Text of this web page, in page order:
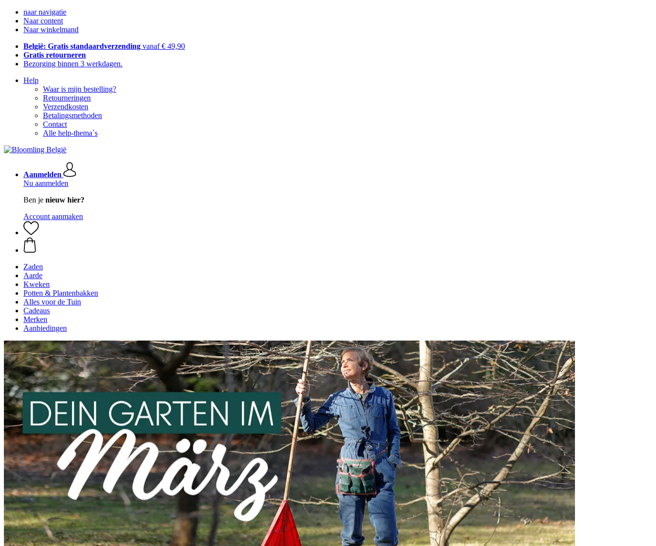
naar navigatie
Naar content
Naar winkelmand
België: Gratis standaardverzending vanaf € 49,90
Gratis retourneren
Bezorging binnen 3 werkdagen.
Help
Waar is mijn bestelling?
Retourneringen
Verzendkosten
Betalingsmethoden
Contact
Alle help-thema`s
Aanmelden
Nu aanmelden
Ben je nieuw hier?
Account aanmaken
Zaden
Aarde
Kweken
Potten & Plantenbakken
Alles voor de Tuin
Cadeaus
Merken
Aanbiedingen